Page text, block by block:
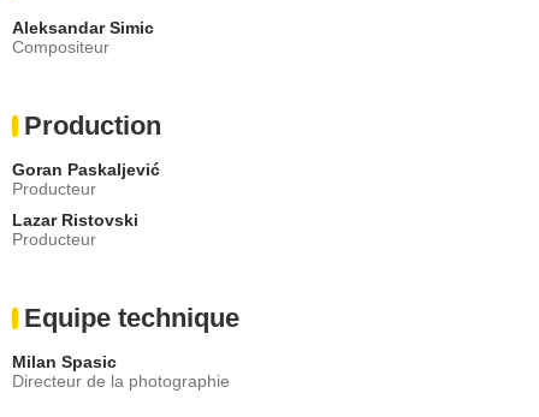
Aleksandar Simic
Compositeur
Production
Goran Paskaljević
Producteur
Lazar Ristovski
Producteur
Equipe technique
Milan Spasic
Directeur de la photographie